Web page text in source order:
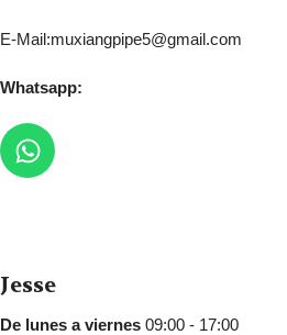
E-Mail:muxiangpipe5@gmail.com
Whatsapp:
Jesse
De lunes a viernes 09:00 - 17:00